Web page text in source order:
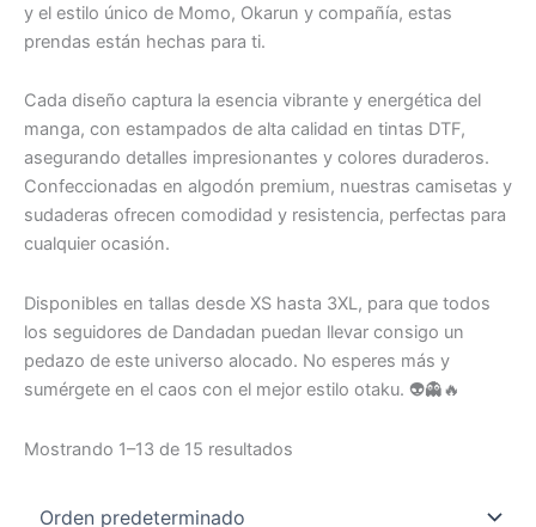
y el estilo único de Momo, Okarun y compañía, estas
prendas están hechas para ti.
Cada diseño captura la esencia vibrante y energética del
manga, con estampados de alta calidad en tintas DTF,
asegurando detalles impresionantes y colores duraderos.
Confeccionadas en algodón premium, nuestras camisetas y
sudaderas ofrecen comodidad y resistencia, perfectas para
cualquier ocasión.
Disponibles en tallas desde XS hasta 3XL, para que todos
los seguidores de Dandadan puedan llevar consigo un
pedazo de este universo alocado. No esperes más y
sumérgete en el caos con el mejor estilo otaku. 👽👻🔥
Mostrando 1–13 de 15 resultados